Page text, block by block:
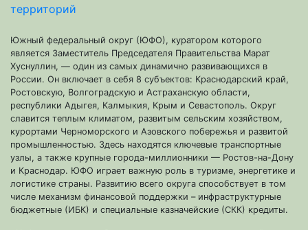
территорий
Южный федеральный округ (ЮФО), куратором которого
является Заместитель Председателя Правительства Марат
Хуснуллин, — один из самых динамично развивающихся в
России. Он включает в себя 8 субъектов: Краснодарский край,
Ростовскую, Волгоградскую и Астраханскую области,
республики Адыгея, Калмыкия, Крым и Севастополь. Округ
славится теплым климатом, развитым сельским хозяйством,
курортами Черноморского и Азовского побережья и развитой
промышленностью. Здесь находятся ключевые транспортные
узлы, а также крупные города-миллионники — Ростов-на-Дону
и Краснодар. ЮФО играет важную роль в туризме, энергетике и
логистике страны. Развитию всего округа способствует в том
числе механизм финансовой поддержки – инфраструктурные
бюджетные (ИБК) и специальные казначейские (СКК) кредиты.